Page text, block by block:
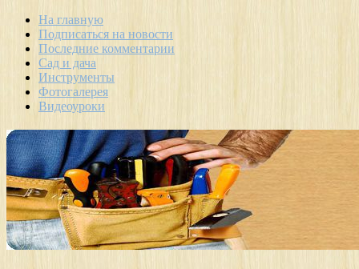
На главную
Подписаться на новости
Последние комментарии
Сад и дача
Инструменты
Фотогалерея
Видеоуроки